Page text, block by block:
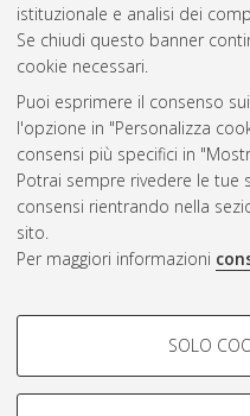
istituzionale e analisi dei
Se chiudi questo banner
cookie necessari.
Puoi esprimere il consenso
l'opzione in "Personalizza
consensi più specifici in
Potrai sempre rivedere le tue
consensi rientrando nella
sito.
Per maggiori informazioni
COOKIE DI
Si tratta di cookie utilizzati
SOLO
Atom
Rss 1.0
Rss 2.0
ISSN: 2038-7946
Impostazioni Cookie
Informativa sulla privacy
Condizioni d’uso del sito